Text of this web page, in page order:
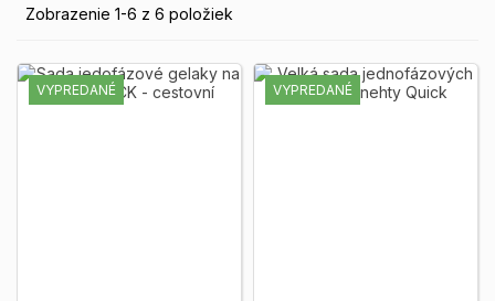
Zobrazenie 1-6 z 6 položiek
VYPREDANÉ VYPREDANÉ